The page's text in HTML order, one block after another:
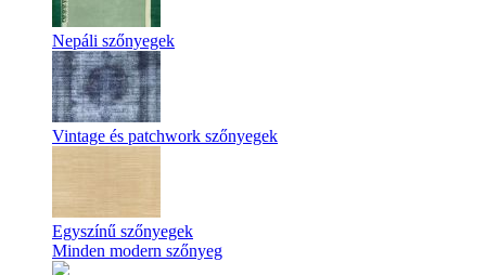
Nepáli szőnyegek
Vintage és patchwork szőnyegek
Egyszínű szőnyegek
Minden modern szőnyeg